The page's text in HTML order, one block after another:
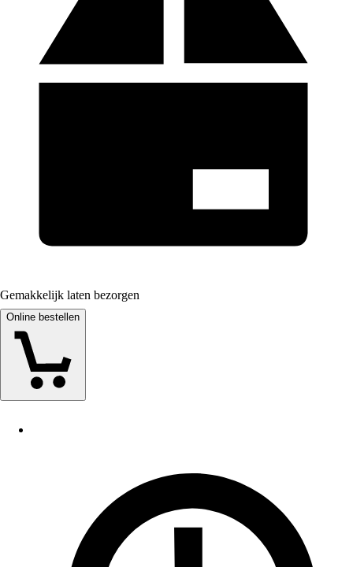
Gemakkelijk laten bezorgen
Online bestellen